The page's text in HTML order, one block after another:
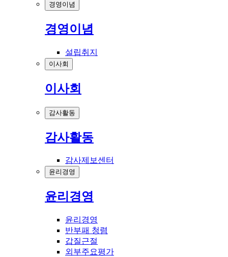
경영이념
경영이념
설립취지
이사회
이사회
감사활동
감사활동
감사제보센터
윤리경영
윤리경영
윤리경영
반부패 청렴
갑질근절
외부주요평가